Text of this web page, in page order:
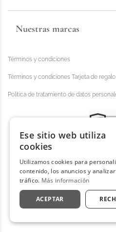
Nuestras marcas
Términos y condiciones
Términos y condiciones Tarjeta de regalo
Política de tratamiento de datos
Distrihogar 2025 - © Todos
Ese sitio web utiliza
cookies
Utilizamos cookies para
contenido, los anuncios y
tráfico. Más información
ACEPTAR